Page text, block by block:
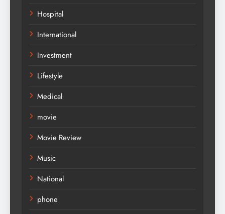
Hospital
International
Investment
Lifestyle
Medical
movie
Movie Review
Music
National
phone